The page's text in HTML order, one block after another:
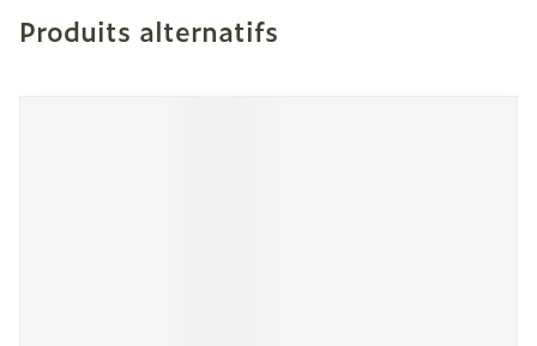
Produits alternatifs